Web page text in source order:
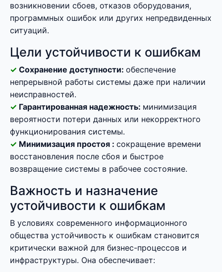
возникновении сбоев, отказов оборудования,
программных ошибок или других непредвиденных
ситуаций.
Цели устойчивости к ошибкам
Сохранение доступности: обеспечение
непрерывной работы системы даже при наличии
неисправностей.
Гарантированная надежность: минимизация
вероятности потери данных или некорректного
функционирования системы.
Минимизация простоя : сокращение времени
восстановления после сбоя и быстрое
возвращение системы в рабочее состояние.
Важность и назначение
устойчивости к ошибкам
В условиях современного информационного
общества устойчивость к ошибкам становится
критически важной для бизнес-процессов и
инфраструктуры. Она обеспечивает: